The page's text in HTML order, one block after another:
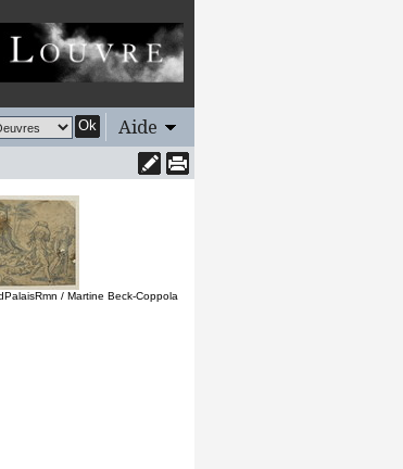
Ok Aide
/ Martine Beck-Coppola